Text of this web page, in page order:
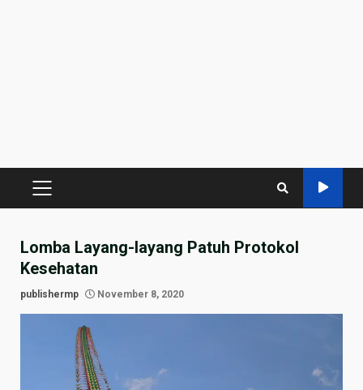
PRIMARY
Lomba Layang-layang Patuh Protokol
Kesehatan
publishermp November 8, 2020